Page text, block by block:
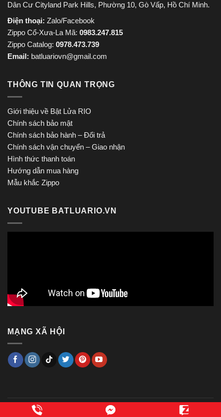
Dân Cư Cityland Park Hills, Phường 10, Gò Vấp, Hồ Chí Minh.
Điện thoại: Zalo/Facebook
Zippo Cổ-Xưa-La Mã: 0983.247.815
Zippo Catalog: 0978.473.739
Email: batluariovn@gmail.com
THÔNG TIN QUAN TRỌNG
Giới thiệu về Bật Lửa RIO
Chính sách bảo mật
Chính sách bảo hành – Đổi trả
Chính sách vận chuyển – Giao nhận
Hình thức thanh toán
Hướng dẫn mua hàng
Mẫu khắc Zippo
YOUTUBE BATLUARIO.VN
MẠNG XÃ HỘI
Copyright 2014 ©